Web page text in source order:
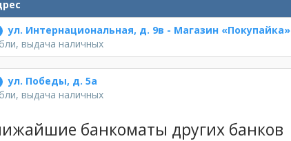
ул. Интернациональная, д. 9в - Магазин «Покупайка»
выдача наличных
ул. Победы, д. 5а
выдача наличных
банкоматы других банков